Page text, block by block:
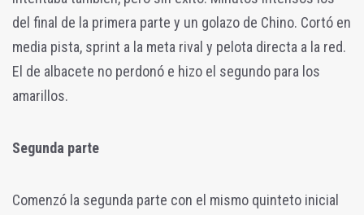
del final de la primera parte y un golazo de Chino. Cortó en
media pista, sprint a la meta rival y pelota directa a la red.
El de albacete no perdonó e hizo el segundo para los
amarillos.
Segunda parte
Comenzó la segunda parte con el mismo quinteto inicial